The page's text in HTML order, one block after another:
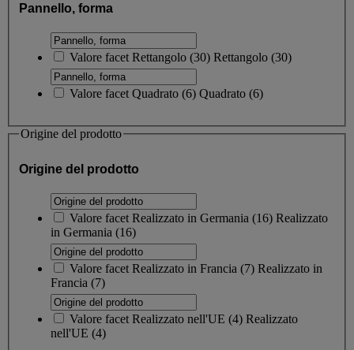
Pannello, forma
Valore facet Rettangolo (30) Rettangolo (30)
Valore facet Quadrato (6) Quadrato (6)
Origine del prodotto
Origine del prodotto
Valore facet Realizzato in Germania (16) Realizzato
in Germania (16)
Valore facet Realizzato in Francia (7) Realizzato in
Francia (7)
Valore facet Realizzato nell'UE (4) Realizzato
nell'UE (4)